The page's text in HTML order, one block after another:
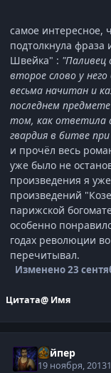
самое интересное,
подтолкнула фраза
Швейка" : "Паливец
второе слово у
весьма начитан и
последнем
том, как ответила
гвардия в битве
и прочёл весь
уже было не
произведения я
произведений
парижской
особенно
годах революции
перечитывал.
Изменено23
Цитата@ Имя
Вайпер
19 ноября, 2013